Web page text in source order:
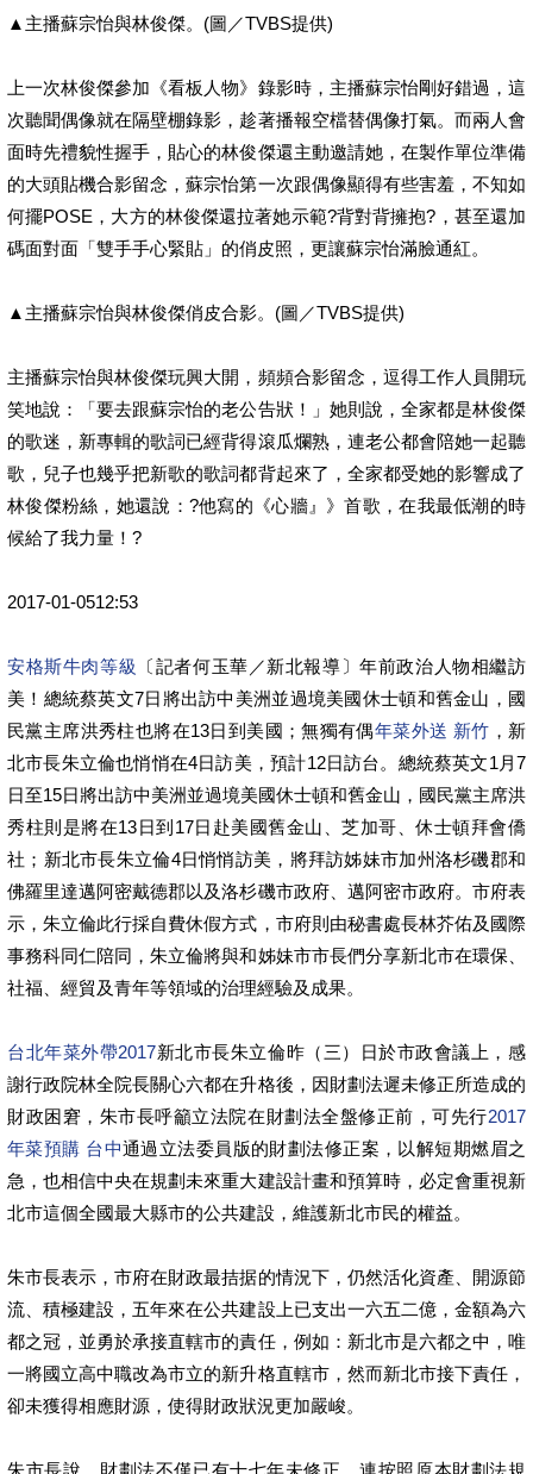
▲主播蘇宗怡與林俊傑。(圖／TVBS提供)
上一次林俊傑參加《看板人物》錄影時，主播蘇宗怡剛好錯過，這
次聽聞偶像就在隔壁棚錄影，趁著播報空檔替偶像打氣。而兩人會
面時先禮貌性握手，貼心的林俊傑還主動邀請她，在製作單位準備
的大頭貼機合影留念，蘇宗怡第一次跟偶像顯得有些害羞，不知如
何擺POSE，大方的林俊傑還拉著她示範?背對背擁抱?，甚至還加
碼面對面「雙手手心緊貼」的俏皮照，更讓蘇宗怡滿臉通紅。
▲主播蘇宗怡與林俊傑俏皮合影。(圖／TVBS提供)
主播蘇宗怡與林俊傑玩興大開，頻頻合影留念，逗得工作人員開玩
笑地說：「要去跟蘇宗怡的老公告狀！」她則說，全家都是林俊傑
的歌迷，新專輯的歌詞已經背得滾瓜爛熟，連老公都會陪她一起聽
歌，兒子也幾乎把新歌的歌詞都背起來了，全家都受她的影響成了
林俊傑粉絲，她還說：?他寫的《心牆』》首歌，在我最低潮的時
候給了我力量！?
2017-01-0512:53
安格斯牛肉等級
〔記者何玉華／新北報導〕年前政治人物相繼訪
美！總統蔡英文7日將出訪中美洲並過境美國休士頓和舊金山，國
民黨主席洪秀柱也將在13日到美國；無獨有偶年菜外送 新竹 ，新
北市長朱立倫也悄悄在4日訪美，預計12日訪台。總統蔡英文1月7
日至15日將出訪中美洲並過境美國休士頓和舊金山，國民黨主席洪
秀柱則是將在13日到17日赴美國舊金山、芝加哥、休士頓拜會僑
社；新北市長朱立倫4日悄悄訪美，將拜訪姊妹市加州洛杉磯郡和
佛羅里達邁阿密戴德郡以及洛杉磯市政府、邁阿密市政府。市府表
示，朱立倫此行採自費休假方式，市府則由秘書處長林芥佑及國際
事務科同仁陪同，朱立倫將與和姊妹市市長們分享新北市在環保、
社福、經貿及青年等領域的治理經驗及成果。
台北年菜外帶2017新北市長朱立倫昨（三）日於市政會議上，感
謝行政院林全院長關心六都在升格後，因財劃法遲未修正所造成的
財政困窘，朱市長呼籲立法院在財劃法全盤修正前，可先行2017
年菜預購 台中通過立法委員版的財劃法修正案，以解短期燃眉之
急，也相信中央在規劃未來重大建設計畫和預算時，必定會重視新
北市這個全國最大縣市的公共建設，維護新北市民的權益。
朱市長表示，市府在財政最拮据的情況下，仍然活化資產、開源節
流、積極建設，五年來在公共建設上已支出一六五二億，金額為六
都之冠，並勇於承接直轄市的責任，例如：新北市是六都之中，唯
一將國立高中職改為市立的新升格直轄市，然而新北市接下責任，
卻未獲得相應財源，使得財政狀況更加嚴峻。
朱市長說，財劃法不僅已有十七年未修正，連按照原本財劃法規